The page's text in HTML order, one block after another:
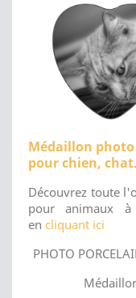
Médaillon
pour chien,
Découvrez toute
pour animaux à
en cliquant ici
PHOTO